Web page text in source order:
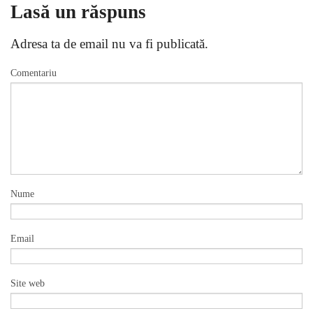
Lasă un răspuns
Adresa ta de email nu va fi publicată.
Comentariu
Nume
Email
Site web